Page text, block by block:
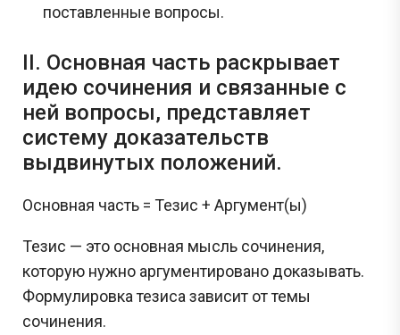
поставленные вопросы.
II. Основная часть раскрывает
идею сочинения и связанные с
ней вопросы, представляет
систему доказательств
выдвинутых положений.
Основная часть = Тезис + Аргумент(ы)
Тезис — это основная мысль сочинения,
которую нужно аргументировано доказывать.
Формулировка тезиса зависит от темы
сочинения.